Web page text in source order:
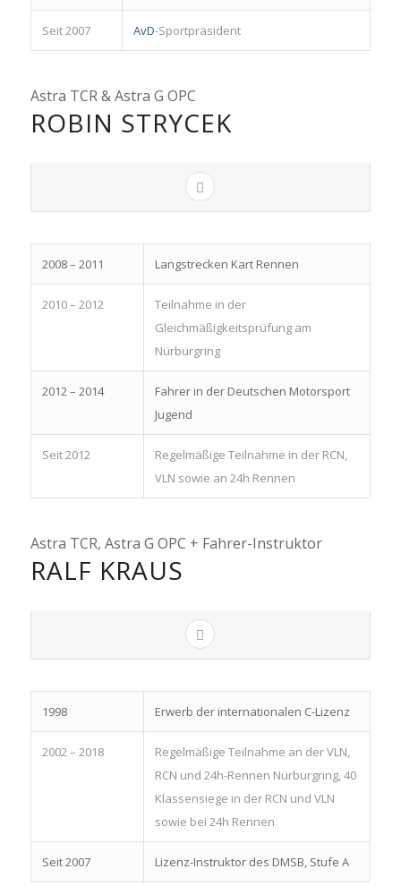
Seit 2007 AvD-Sportpräsident
Astra TCR & Astra G OPC
ROBIN STRYCEK
2008 – 2011 Langstrecken Kart Rennen
2010 – 2012
Teilnahme in der
Gleichmäßigkeitsprüfung am
Nürburgring
2012 – 2014
Fahrer in der Deutschen Motorsport
Jugend
Seit 2012
Regelmäßige Teilnahme in der RCN,
VLN sowie an 24h Rennen
Astra TCR, Astra G OPC + Fahrer-Instruktor
RALF KRAUS
1998 Erwerb der internationalen C-Lizenz
2002 – 2018
Regelmäßige Teilnahme an der VLN,
RCN und 24h-Rennen Nürburgring, 40
Klassensiege in der RCN und VLN
sowie bei 24h Rennen
Seit 2007 Lizenz-Instruktor des DMSB, Stufe A